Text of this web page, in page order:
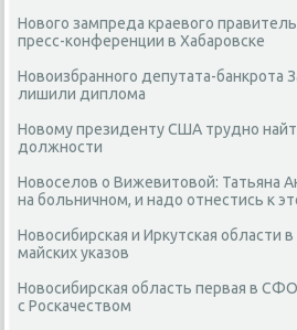
Нового зампреда краевого
пресс-конференции в Хабаровске
Новоизбранного депутата-
лишили диплома
Новому президенту США трудно
должности
Новоселов о Вижевитовой: Татьяна
на больничном, и надо отнестись к
Новосибирская и Иркутская области
майских указов
Новосибирская область первая в
с Роскачеством